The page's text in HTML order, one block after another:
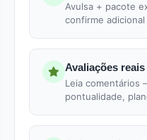
Avulsa + pacote
confirme
Avaliações reais
Leia comentários
pontualidade,